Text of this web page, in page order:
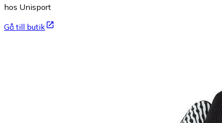
hos Unisport
Gå till butik